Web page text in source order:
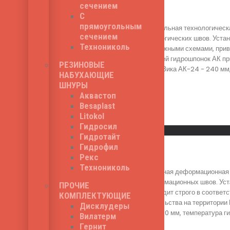
сечением
С
прямоугольным
сечением
Технониколь
РЕЗИНОВЫЕ
НАБУХАЮЩИЕ
ШНУРЫ
Аквастоп
Besaplast
Litokol
Гидросил
Гидротайт
Гидрофил
Рекс
Технониколь
ПРОЧИЕ
КОМПЛЕКТУЮЩИЕ
Дисклудеры
Вилатерм
Гернит
Зика АК-24
Зика АК-24 - строительная
герметизации технологических швов.
соответствии с монтажными схемами,
России. Серия моделей гидрошпонок АК
ширина гидрошпонки Зика АК-24 - 240
690₽
Read More
Быстрый просмотр
Зика О-15
Зика О-15 - специальная
гидроизоляции деформационных швов.
гидрошпонки происходит строго в
институтами строительства на
модели Зика О-15 - 150 мм, температура
580₽